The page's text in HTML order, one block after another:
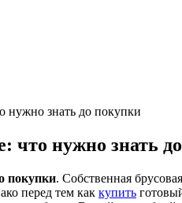
нужно знать до покупки
что нужно знать
покупки. Собственная
перед тем как купить